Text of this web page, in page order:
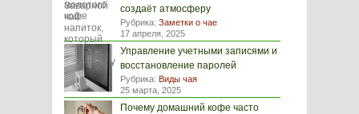
создаёт атмосферу
Рубрика: Заметки о чае
17 апреля, 2025
Управление учетными записями и
восстановление паролей
Рубрика: Виды чая
25 марта, 2025
Почему домашний кофе часто